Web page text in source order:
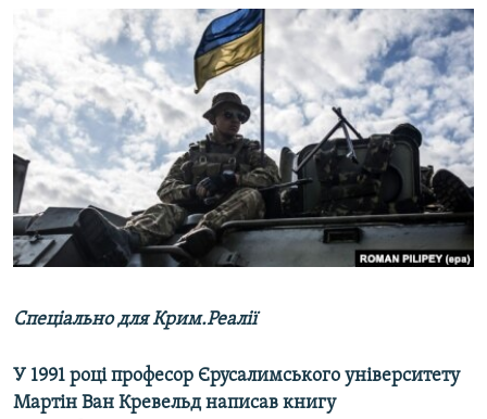
ВСЕ ЗА ДЕНЬ
СПЕЦПРОЕКТИ
ДЕПОРТАЦІЯ
ВІДЕОУРОКИ «ELIFBE»
СВІДЧЕННЯ ОКУПАЦІЇ
УКРАЇНСЬКА ПРОБЛЕМА КРИМУ
ЯК ОБІЙТИ БЛОКУВАННЯ
Русский
Qırımtatar
Усі сайти RFE/RL
Спеціально для Крим.Реалії
У 1991 році професор Єрусалимського університету
Мартін Ван Кревельд написав книгу